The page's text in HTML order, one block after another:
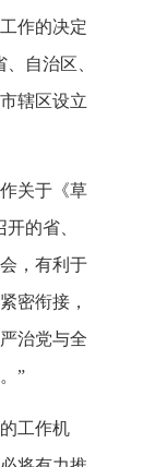
作的决定
自治区、
辖区设立
关于《草
的省、
，有利于
密衔接，
治党与全
”
工作机